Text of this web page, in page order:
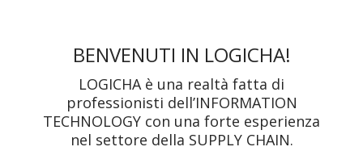
BENVENUTI IN LOGICHA!
LOGICHA è una realtà fatta di
professionisti dell’INFORMATION
TECHNOLOGY con una forte esperienza
nel settore della SUPPLY CHAIN.